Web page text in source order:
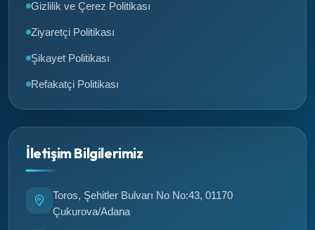
Gizlilik ve Çerez Politikası
Ziyaretçi Politikası
Şikayet Politikası
Refakatçi Politikası
İletişim Bilgilerimiz
Toros, Şehitler Bulvarı No No:43, 01170
Çukurova/Adana